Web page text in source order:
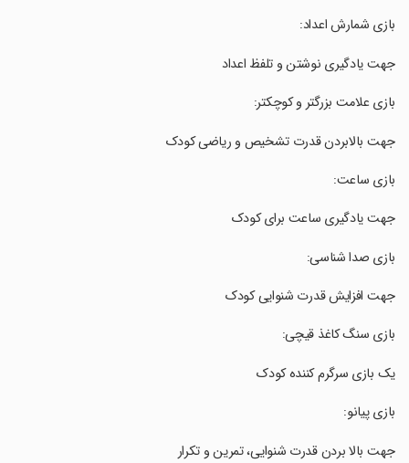
‏‏بازی شمارش اعداد:
‏‏جهت یادگیری نوشتن و تلفظ اعداد
‏‏بازی علامت بزرگتر و کوچکتر:
‏‏جهت بالابردن قدرت تشخیص و ریاضی کودک
‏‏بازی ساعت:
‏‏جهت یادگیری ساعت برای کودک
‏‏بازی صدا شناسی:
‏‏جهت افزایش قدرت شنوایی کودک
‏‏بازی سنگ کاغذ قیچی:
‏‏یک بازی سرگرم کننده کودک
‏‏بازی پیانو:
‏‏جهت بالا بردن قدرت شنوایی، تمرین و تکرار